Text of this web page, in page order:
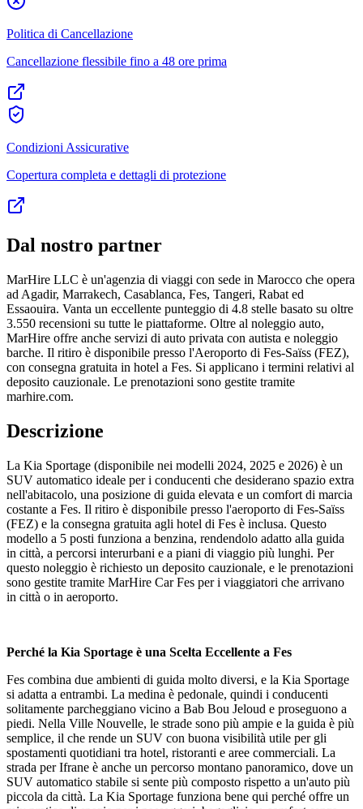
Politica di Cancellazione
Cancellazione flessibile fino a 48 ore prima
Condizioni Assicurative
Copertura completa e dettagli di protezione
Dal nostro partner
MarHire LLC è un'agenzia di viaggi con sede in Marocco che opera
ad Agadir, Marrakech, Casablanca, Fes, Tangeri, Rabat ed
Essaouira. Vanta un eccellente punteggio di 4.8 stelle basato su oltre
3.550 recensioni su tutte le piattaforme. Oltre al noleggio auto,
MarHire offre anche servizi di auto privata con autista e noleggio
barche. Il ritiro è disponibile presso l'Aeroporto di Fes-Saïss (FEZ),
con consegna gratuita in hotel a Fes. Si applicano i termini relativi al
deposito cauzionale. Le prenotazioni sono gestite tramite
marhire.com.
Descrizione
La Kia Sportage (disponibile nei modelli 2024, 2025 e 2026) è un
SUV automatico ideale per i conducenti che desiderano spazio extra
nell'abitacolo, una posizione di guida elevata e un comfort di marcia
costante a Fes. Il ritiro è disponibile presso l'aeroporto di Fes-Saïss
(FEZ) e la consegna gratuita agli hotel di Fes è inclusa. Questo
modello a 5 posti funziona a benzina, rendendolo adatto alla guida
in città, a percorsi interurbani e a piani di viaggio più lunghi. Per
questo noleggio è richiesto un deposito cauzionale, e le prenotazioni
sono gestite tramite MarHire Car Fes per i viaggiatori che arrivano
in città o in aeroporto.
Perché la Kia Sportage è una Scelta Eccellente a Fes
Fes combina due ambienti di guida molto diversi, e la Kia Sportage
si adatta a entrambi. La medina è pedonale, quindi i conducenti
solitamente parcheggiano vicino a Bab Bou Jeloud e proseguono a
piedi. Nella Ville Nouvelle, le strade sono più ampie e la guida è più
semplice, il che rende un SUV con buona visibilità utile per gli
spostamenti quotidiani tra hotel, ristoranti e aree commerciali. La
strada per Ifrane è anche un percorso montano panoramico, dove un
SUV automatico stabile si sente più composto rispetto a un'auto più
piccola da città. La Kia Sportage funziona bene qui perché offre un